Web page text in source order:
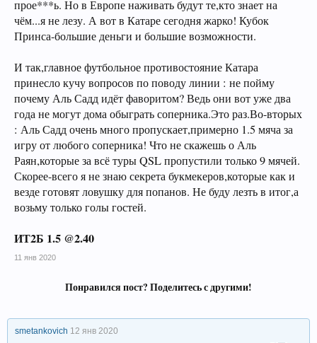
прое***ь. Но в Европе наживать будут те,кто знает на
чём...я не лезу. А вот в Катаре сегодня жарко! Кубок
Принса-большие деньги и большие возможности.
И так,главное футбольное противостояние Катара
принесло кучу вопросов по поводу линии : не пойму
почему Аль Садд идёт фаворитом? Ведь они вот уже два
года не могут дома обыграть соперника.Это раз.Во-вторых
: Аль Садд очень много пропускает,примерно 1.5 мяча за
игру от любого соперника! Что не скажешь о Аль
Раян,которые за всё туры QSL пропустили только 9 мячей.
Скорее-всего я не знаю секрета букмекеров,которые как и
везде готовят ловушку для попанов. Не буду лезть в итог,а
возьму только голы гостей.
ИТ2Б 1.5 @2.40
11 янв 2020
Понравился пост? Поделитесь с другими!
smetankovich 12 янв 2020